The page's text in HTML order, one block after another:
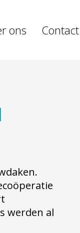
ons Contact
werden al